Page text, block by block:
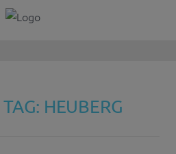
TAG: HEUBERG